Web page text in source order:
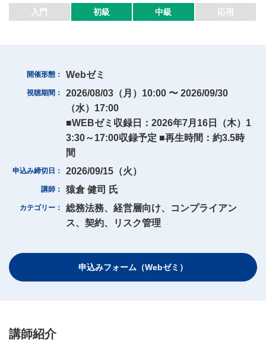
マイページ
PRONEXUS SUPPORTの使い方
手引き検索
関連資料
相談部メール相談
Webゼミプレミアム
実務FAQ一覧
入門 初級 中級 応用
開催形態 Webゼミ
視聴期間
2026/08/03（月）10:00 〜 2026/09/30
（水）17:00
■WEBゼミ収録日：2026年7月16日（木）1
3:30～17:00収録予定 ■再生時間：約3.5時
間
申込み締切日 2026/09/15（火）
講師 猿倉 健司 氏
カテゴリー
総務法務、経営層向け、コンプライアン
ス、契約、リスク管理
申込みフォーム（Webゼミ）
講師紹介